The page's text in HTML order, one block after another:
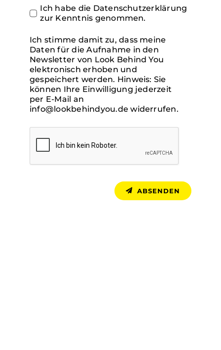
Ich habe die Datenschutzerklärung
zur Kenntnis genommen.
Ich stimme damit zu, dass meine
Daten für die Aufnahme in den
Newsletter von Look Behind You
elektronisch erhoben und
gespeichert werden. Hinweis: Sie
können Ihre Einwilligung jederzeit
per E-Mail an
info@lookbehindyou.de widerrufen.
ABSENDEN